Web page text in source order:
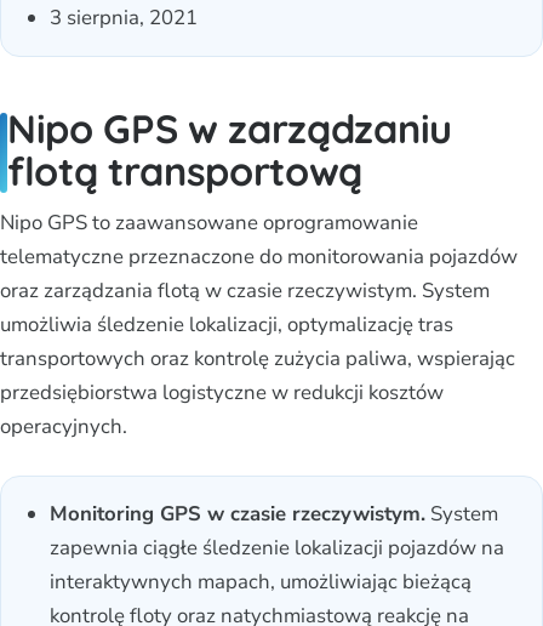
3 sierpnia, 2021
Nipo GPS w zarządzaniu
flotą transportową
Nipo GPS to zaawansowane oprogramowanie
telematyczne przeznaczone do monitorowania pojazdów
oraz zarządzania flotą w czasie rzeczywistym. System
umożliwia śledzenie lokalizacji, optymalizację tras
transportowych oraz kontrolę zużycia paliwa, wspierając
przedsiębiorstwa logistyczne w redukcji kosztów
operacyjnych.
Monitoring GPS w czasie rzeczywistym. System
zapewnia ciągłe śledzenie lokalizacji pojazdów na
interaktywnych mapach, umożliwiając bieżącą
kontrolę floty oraz natychmiastową reakcję na